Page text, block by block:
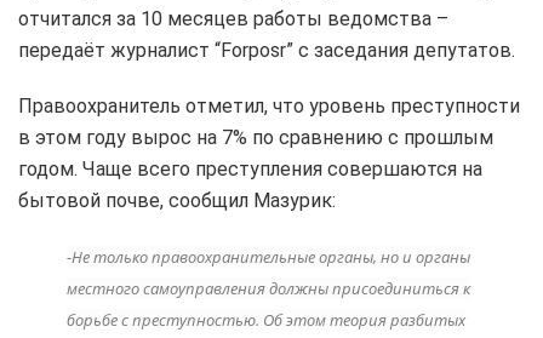
отчитался за 10 месяцев работы ведомства –
передаёт журналист “Forposr” с заседания депутатов.
Правоохранитель отметил, что уровень преступности
в этом году вырос на 7% по сравнению с прошлым
годом. Чаще всего преступления совершаются на
бытовой почве, сообщил Мазурик:
-Не только правоохранительные органы, но и органы
местного самоуправления должны присоединиться к
борьбе с преступностью. Об этом теория разбитых